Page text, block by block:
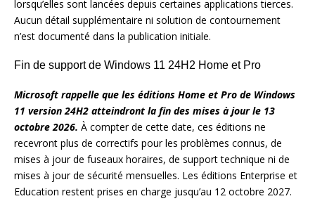
lorsqu’elles sont lancées depuis certaines applications tierces.
Aucun détail supplémentaire ni solution de contournement
n’est documenté dans la publication initiale.
Fin de support de Windows 11 24H2 Home et Pro
Microsoft rappelle que les éditions Home et Pro de Windows
11 version 24H2 atteindront la fin des mises à jour le 13
octobre 2026. À compter de cette date, ces éditions ne
recevront plus de correctifs pour les problèmes connus, de
mises à jour de fuseaux horaires, de support technique ni de
mises à jour de sécurité mensuelles. Les éditions Enterprise et
Education restent prises en charge jusqu’au 12 octobre 2027.